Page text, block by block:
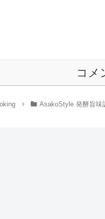
コメ
AsakoStyle 発酵旨味